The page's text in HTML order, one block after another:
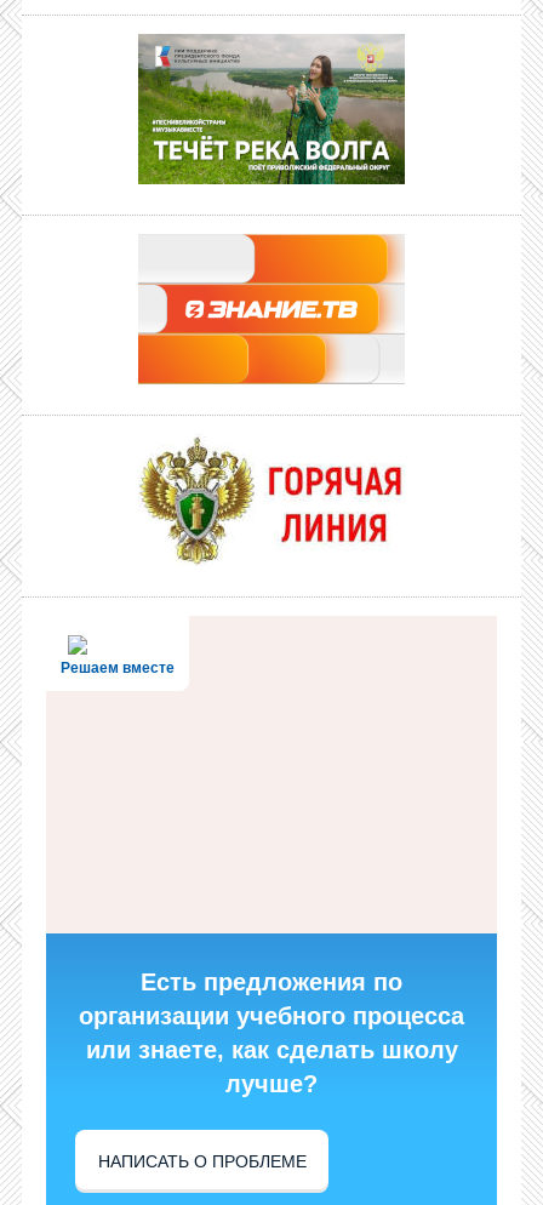
Решаем вместе
Есть предложения по
организации учебного процесса
или знаете, как сделать школу
лучше?
НАПИСАТЬ О ПРОБЛЕМЕ